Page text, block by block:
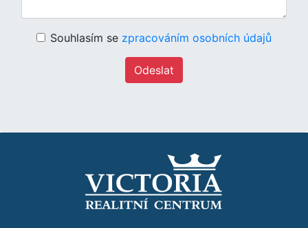
Souhlasím se zpracováním osobních údajů
Odeslat